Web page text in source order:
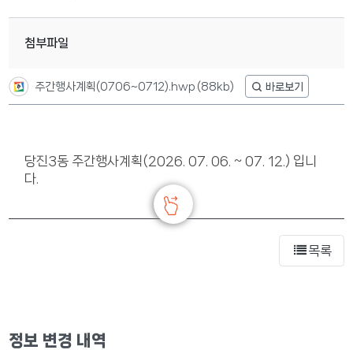
첨부파일
주간행사계획(0706~0712).hwp (88kb)
당진3동 주간행사계획(2026. 07. 06. ~ 07. 12.) 입니
다.
목록
정보 변경 내역